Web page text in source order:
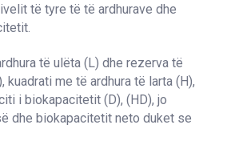
të tyre të të ardhurave dhe
të ulëta (L) dhe rezerva të
kuadrati me të ardhura të larta (H),
i biokapacitetit (D), (HD), jo
dhe biokapacitetit neto duket se